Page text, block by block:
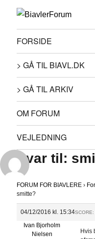
FORSIDE
> GÅ TIL BIAVL.DK
> GÅ TIL ARKIV
OM FORUM
VEJLEDNING
Svar til:
FORUM FOR BIAVLERE ›
smitte?
04/12/2016 kl. 15:34SCORE:
Ivan Bjorholm
Nielsen
Hvis